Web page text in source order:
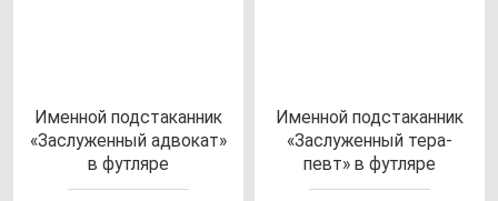
Имен­ной под­ста­кан­ник
«Зас­лу­жен­ный ад­во­кат»
в фут­ля­ре
Имен­ной под­ста­кан­ник
«Зас­лу­жен­ный те­ра­
певт» в фут­ля­ре